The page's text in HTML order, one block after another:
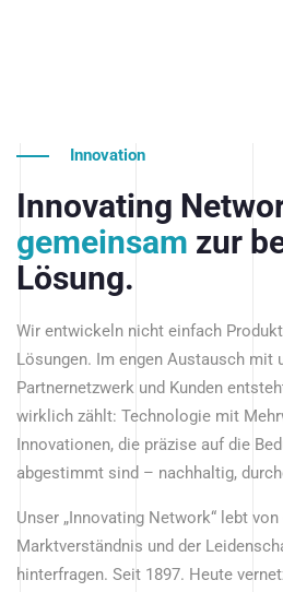
Innovation
Innovating
gemeinsam zur
Lösung.
Wir entwickeln nicht einfach
Lösungen. Im engen Austausch mit
Partnernetzwerk und Kunden
wirklich zählt: Technologie mit
Innovationen, die präzise auf die
abgestimmt sind – nachhaltig,
Unser „Innovating Network“ lebt
Marktverständnis und der
hinterfragen. Seit 1897. Heute